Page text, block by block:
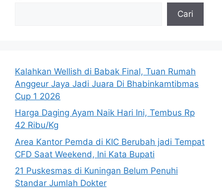
Cari
Kalahkan Wellish di Babak Final, Tuan Rumah
Anggeur Jaya Jadi Juara Di Bhabinkamtibmas
Cup 1 2026
Harga Daging Ayam Naik Hari Ini, Tembus Rp
42 Ribu/Kg
Area Kantor Pemda di KIC Berubah jadi Tempat
CFD Saat Weekend, Ini Kata Bupati
21 Puskesmas di Kuningan Belum Penuhi
Standar Jumlah Dokter